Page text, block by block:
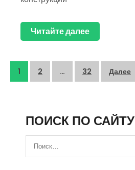
Читайте далее
Пагинация
1 2 … 32 Далее
ПОИСК ПО САЙТУ